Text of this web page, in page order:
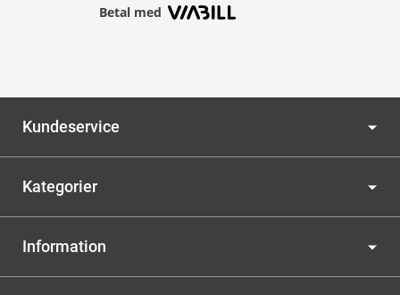
Betal med
Kundeservice
Kategorier
Information